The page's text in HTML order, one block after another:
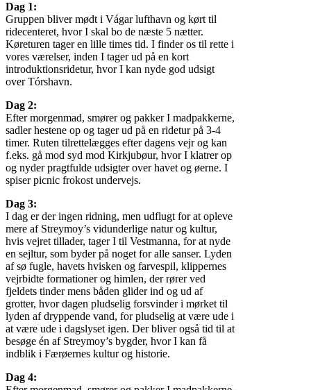
Dag 1:
Gruppen bliver mødt i Vágar lufthavn og kørt til
ridecenteret, hvor I skal bo de næste 5 nætter.
Køreturen tager en lille times tid. I finder os til rette i
vores værelser, inden I tager ud på en kort
introduktionsridetur, hvor I kan nyde god udsigt
over Tórshavn.
Dag 2:
Efter morgenmad, smører og pakker I madpakkerne,
sadler hestene op og tager ud på en ridetur på 3-4
timer. Ruten tilrettelægges efter dagens vejr og kan
f.eks. gå mod syd mod Kirkjubøur, hvor I klatrer op
og nyder pragtfulde udsigter over havet og øerne. I
spiser picnic frokost undervejs.
Dag 3:
I dag er der ingen ridning, men udflugt for at opleve
mere af Streymoy’s vidunderlige natur og kultur,
hvis vejret tillader, tager I til Vestmanna, for at nyde
en sejltur, som byder på noget for alle sanser. Lyden
af sø fugle, havets hvisken og farvespil, klippernes
vejrbidte formationer og himlen, der rører ved
fjeldets tinder mens båden glider ind og ud af
grotter, hvor dagen pludselig forsvinder i mørket til
lyden af dryppende vand, for pludselig at være ude i
at være ude i dagslyset igen. Der bliver også tid til at
besøge én af Streymoy’s bygder, hvor I kan få
indblik i Færøernes kultur og historie.
Dag 4: